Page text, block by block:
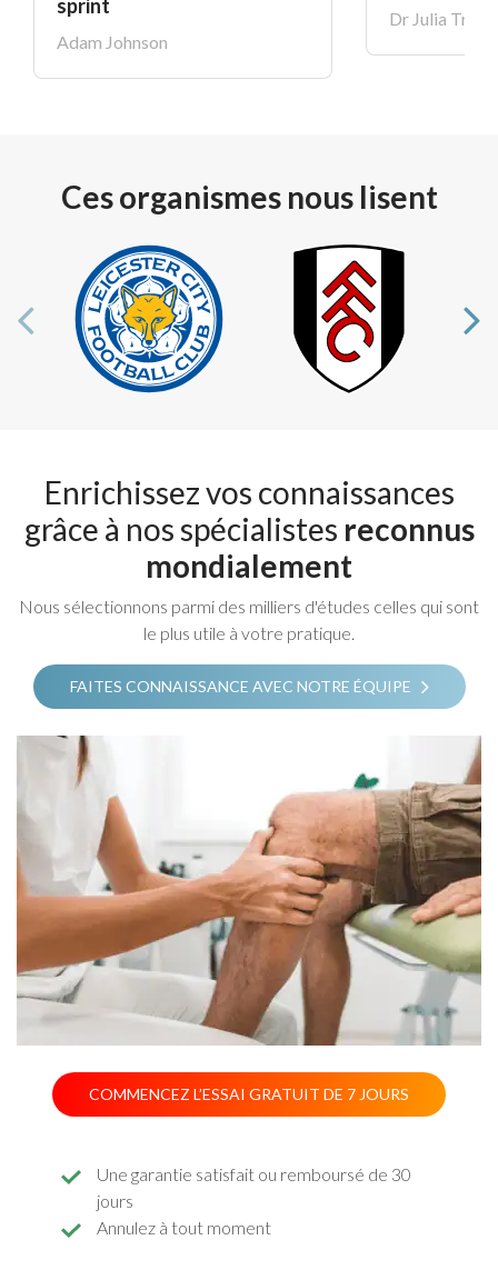
sprint
Adam Johnson
Dr Julia
Ces organismes nous lisent
Enrichissez vos connaissances
grâce à nos spécialistes reconnus
mondialement
Nous sélectionnons parmi des milliers d'études celles qui sont
le plus utile à votre pratique.
FAITES CONNAISSANCE AVEC NOTRE ÉQUIPE
COMMENCEZ L’ESSAI GRATUIT DE 7 JOURS
Une garantie satisfait ou remboursé de 30
jours
Annulez à tout moment